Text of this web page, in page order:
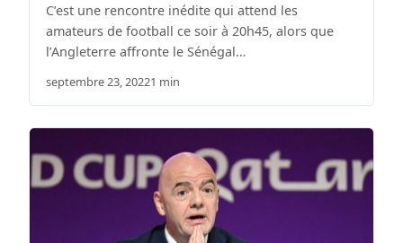
C’est une rencontre inédite qui attend les
amateurs de football ce soir à 20h45, alors que
l’Angleterre affronte le Sénégal…
septembre 23, 20221 min